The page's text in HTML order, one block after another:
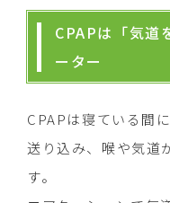
CPAPは「気道
ーター
CPAPは寝ている間
送り込み、喉や気道
す。